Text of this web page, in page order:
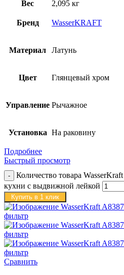
Вес 2,095 кг
Бренд WasserKRAFT
Материал Латунь
Цвет Глянцевый хром
Управление Рычажное
Установка На раковину
Подробнее
Быстрый просмотр
Количество товара
кухни с выдвижной лейкой
Купить в 1 клик
Сравнить